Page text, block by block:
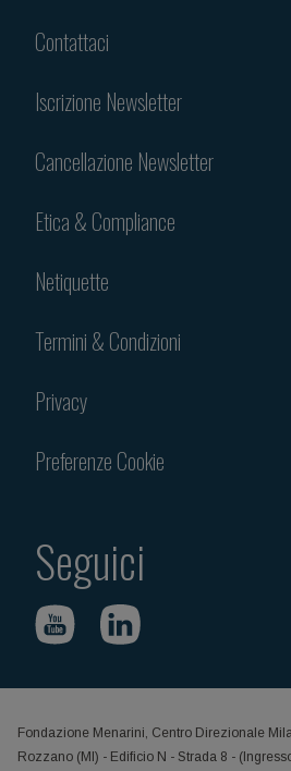
Contattaci
Iscrizione Newsletter
Cancellazione Newsletter
Etica & Compliance
Netiquette
Termini & Condizioni
Privacy
Preferenze Cookie
Seguici
Fondazione Menarini, Centro Direzionale
Rozzano (MI) - Edificio N - Strada 8 -